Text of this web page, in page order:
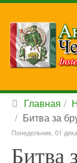
Главная
Битва за
Понедельник, 01
Битва